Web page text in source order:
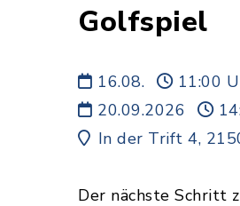
Golfspiel
16.08. 11:00
20.09.2026
In der Trift 4,
Der nächste Schritt